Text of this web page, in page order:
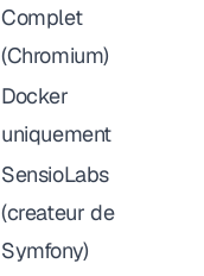
Complet
(Chromium)
Docker
uniquement
SensioLabs
(createur de
Symfony)